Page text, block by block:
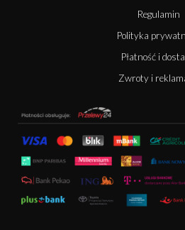
Regulamin
Polityka
Płatność i
Zwroty i